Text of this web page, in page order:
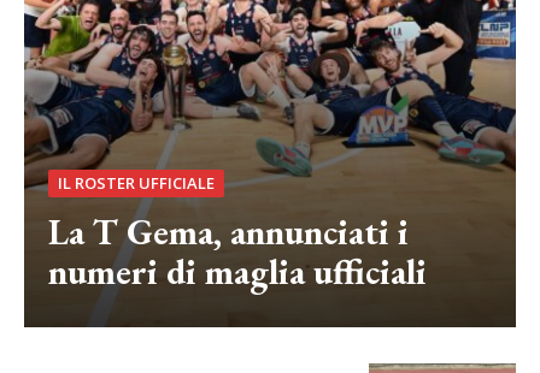
IL ROSTER UFFICIALE
La T Gema, annunciati i
numeri di maglia ufficiali